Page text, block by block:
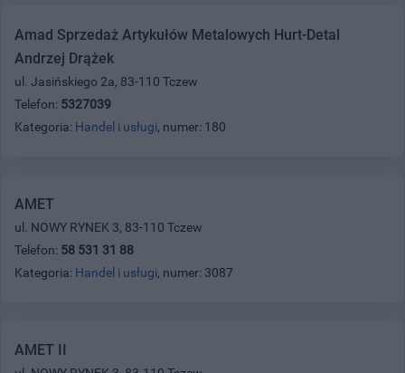
Amad Sprzedaż Artykułów Metalowych Hurt-Detal
Andrzej Drążek
ul. Jasińskiego 2a, 83-110 Tczew
Telefon: 5327039
Kategoria: Handel i usługi, numer: 180
AMET
ul. NOWY RYNEK 3, 83-110 Tczew
Telefon: 58 531 31 88
Kategoria: Handel i usługi, numer: 3087
AMET II